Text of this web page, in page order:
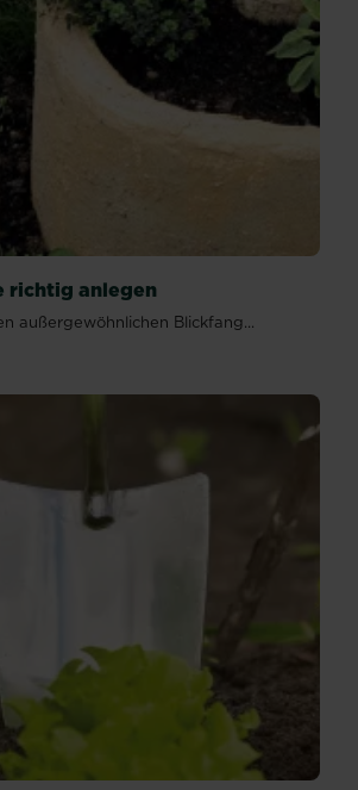
richtig anlegen
außergewöhnlichen Blickfang...
richtig anlegen